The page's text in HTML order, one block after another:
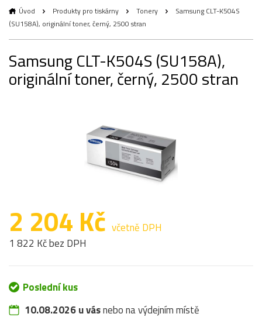
Úvod Produkty pro tiskárny Tonery
Samsung CLT-K504S
(SU158A), originální toner, černý, 2500 stran
Samsung CLT-K504S (SU158A),
originální toner, černý, 2500 stran
2 204 Kč včetně DPH
1 822 Kč bez DPH
Poslední kus
10.08.2026 u vásnebo na výdejním místě